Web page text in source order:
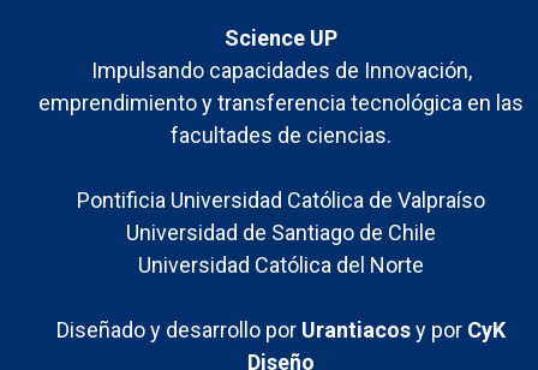
Science UP
Impulsando capacidades de Innovación,
emprendimiento y transferencia tecnológica en las
facultades de ciencias.
Pontificia Universidad Católica de Valpraíso
Universidad de Santiago de Chile
Universidad Católica del Norte
Diseñado y desarrollo por Urantiacosy por CyK
Diseño